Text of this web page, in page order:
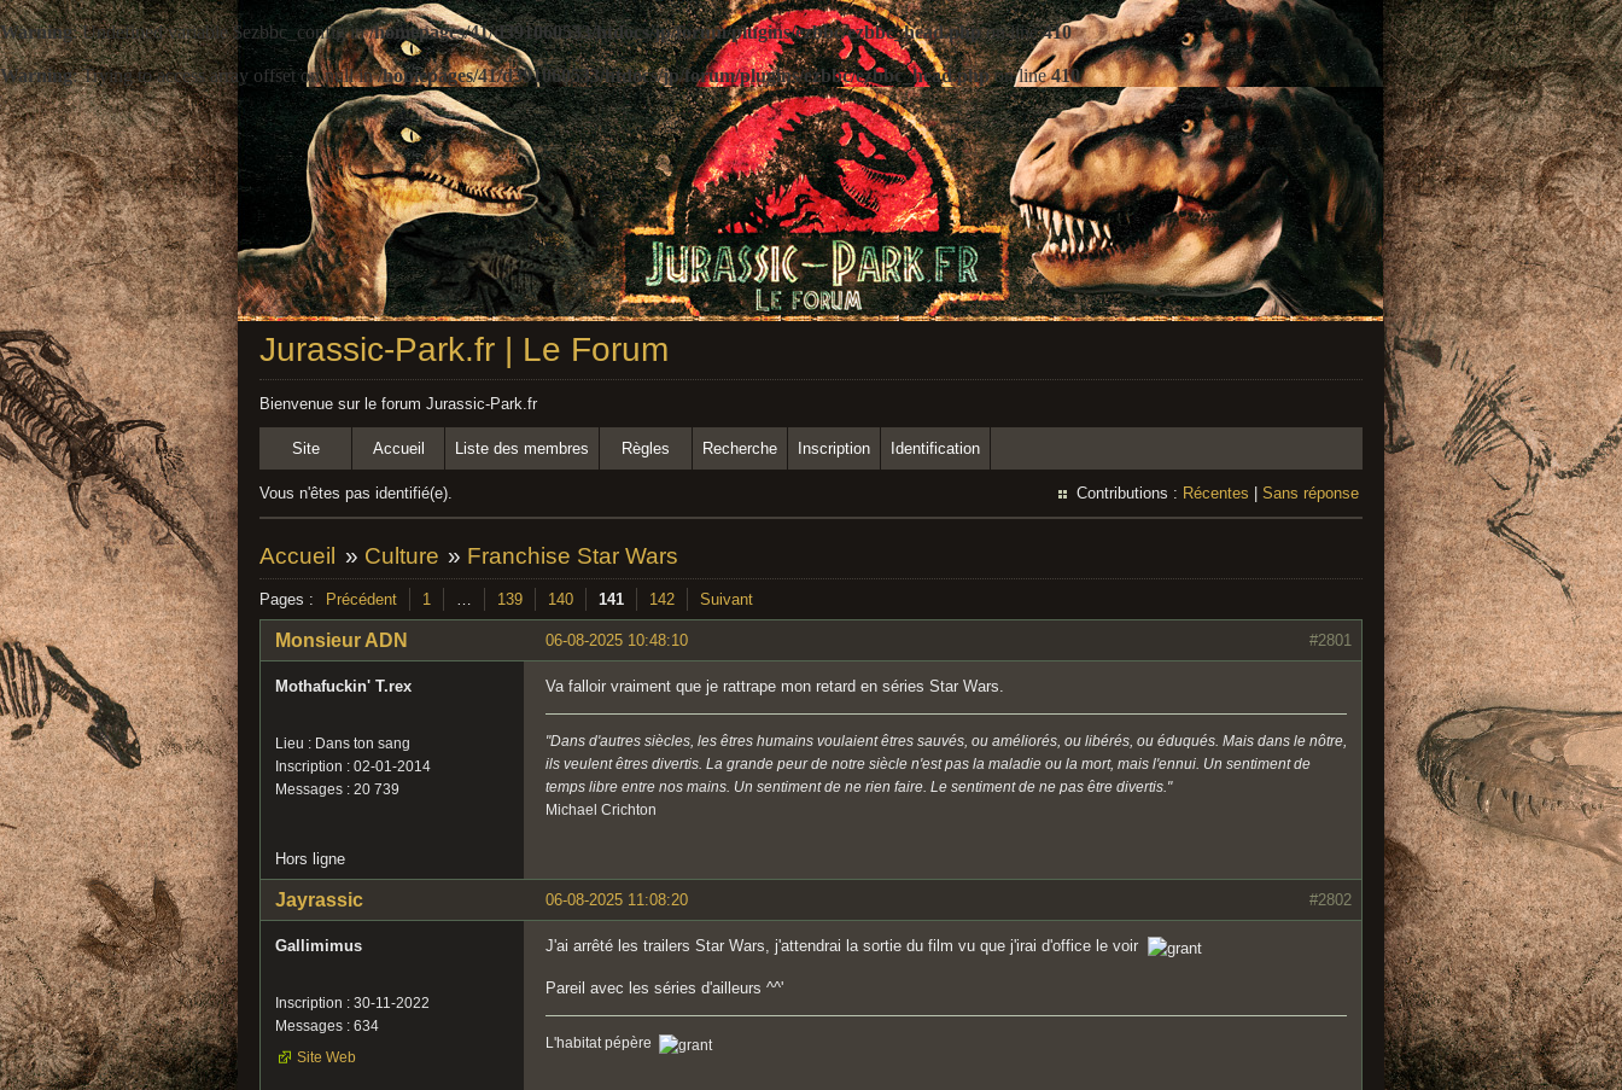
Warning: Undefined variable $ezbbc_config in/homepages/41/d391060533/htdocs/jp/forum/plugins/ezbbc/ezbbc_head.phpon line410
Warning: Trying to access array offset on null in/homepages/41/d391060533/htdocs/jp/forum/plugins/ezbbc/ezbbc_head.phpon line410
Jurassic-Park.fr | Le Forum
Bienvenue sur le forum Jurassic-Park.fr
Site Accueil Liste des membres Règles Recherche Inscription Identification
Vous n'êtes pas identifié(e). Contributions : Récentes Sans réponse
Accueil » Culture » Franchise Star Wars
Pages : Précédent 1 … 139 140 141 142 Suivant
#2801
06-08-2025 10:48:10
Monsieur ADN
Mothafuckin' T.rex
Lieu : Dans ton sang
Inscription : 02-01-2014
Messages : 20 739
Va falloir vraiment que je rattrape mon retard en séries Star Wars.
"Dans d'autres siècles, les êtres humains voulaient êtres sauvés, ou améliorés, ou libérés, ou éduqués. Mais dans le nôtre,
ils veulent êtres divertis. La grande peur de notre siècle n'est pas la maladie ou la mort, mais l'ennui. Un sentiment de
temps libre entre nos mains. Un sentiment de ne rien faire. Le sentiment de ne pas être divertis."
Michael Crichton
Hors ligne
#2802
06-08-2025 11:08:20
Jayrassic
Gallimimus
Inscription : 30-11-2022
Messages : 634
Site Web
J'ai arrêté les trailers Star Wars, j'attendrai la sortie du film vu que j'irai d'office le voir
Pareil avec les séries d'ailleurs ^^'
L'habitat pépère